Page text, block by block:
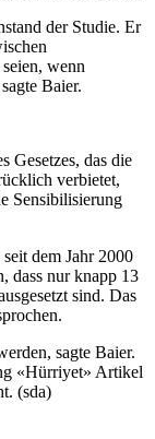
der Studie. Er
wenn
Baier.
Gesetzes, das die
verbietet,
Sensibilisierung
dem Jahr 2000
dass nur knapp 13
sind. Das
sagte Baier.
«Hürriyet» Artikel
(sda)